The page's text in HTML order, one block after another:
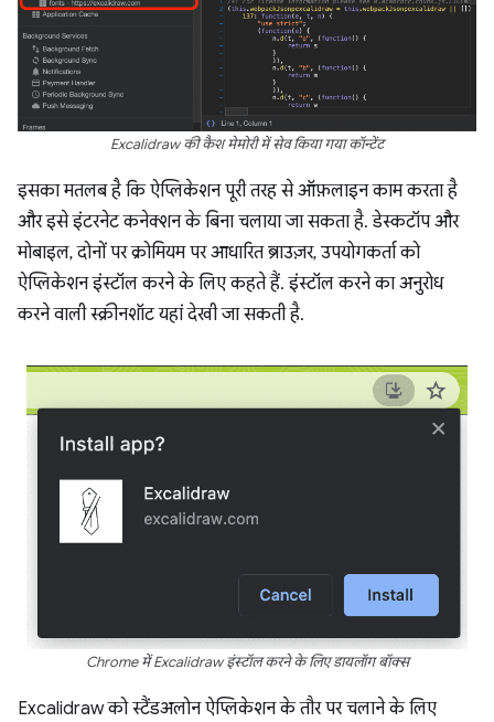
Excalidraw की कैश मेमोरी में सेव किया गया कॉन्टेंट
इसका मतलब है कि ऐप्लिकेशन पूरी तरह से ऑफ़लाइन काम करता है
और इसे इंटरनेट कनेक्शन के बिना चलाया जा सकता है. डेस्कटॉप और
मोबाइल, दोनों पर क्रोमियम पर आधारित ब्राउज़र, उपयोगकर्ता को
ऐप्लिकेशन इंस्टॉल करने के लिए कहते हैं. इंस्टॉल करने का अनुरोध
करने वाली स्क्रीनशॉट यहां देखी जा सकती है.
Chrome में Excalidraw इंस्टॉल करने के लिए डायलॉग बॉक्स
Excalidraw को स्टैंडअलोन ऐप्लिकेशन के तौर पर चलाने के लिए